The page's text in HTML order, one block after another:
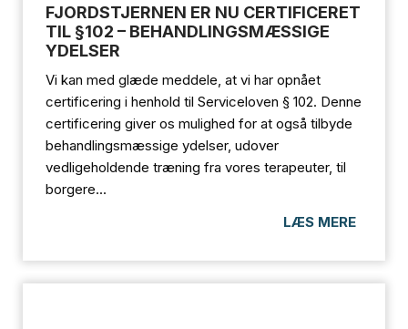
FJORDSTJERNEN ER NU CERTIFICERET
TIL §102 – BEHANDLINGSMÆSSIGE
YDELSER
Vi kan med glæde meddele, at vi har opnået
certificering i henhold til Serviceloven § 102. Denne
certificering giver os mulighed for at også tilbyde
behandlingsmæssige ydelser, udover
vedligeholdende træning fra vores terapeuter, til
borgere...
LÆS MERE